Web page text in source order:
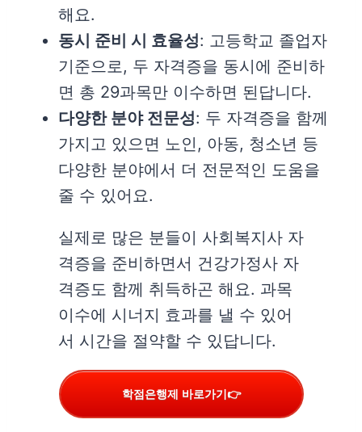
해요.
동시 준비 시 효율성: 고등학교 졸업자
기준으로, 두 자격증을 동시에 준비하
면 총 29과목만 이수하면 된답니다.
다양한 분야 전문성: 두 자격증을 함께
가지고 있으면 노인, 아동, 청소년 등
다양한 분야에서 더 전문적인 도움을
줄 수 있어요.
실제로 많은 분들이 사회복지사 자
격증을 준비하면서 건강가정사 자
격증도 함께 취득하곤 해요. 과목
이수에 시너지 효과를 낼 수 있어
서 시간을 절약할 수 있답니다.
학점은행제 바로가기👉